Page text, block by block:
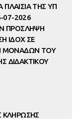
ΤΗΣ ΥΠ
07-2026
ΠΡΟΣΛΗΨΗ
ΙΔΟΧ ΣΕ
ΜΟΝΑΔΩΝ ΤΟΥ
ΔΙΔΑΚΤΙΚΟΥ
ΚΛΗΡΩΣΗΣ